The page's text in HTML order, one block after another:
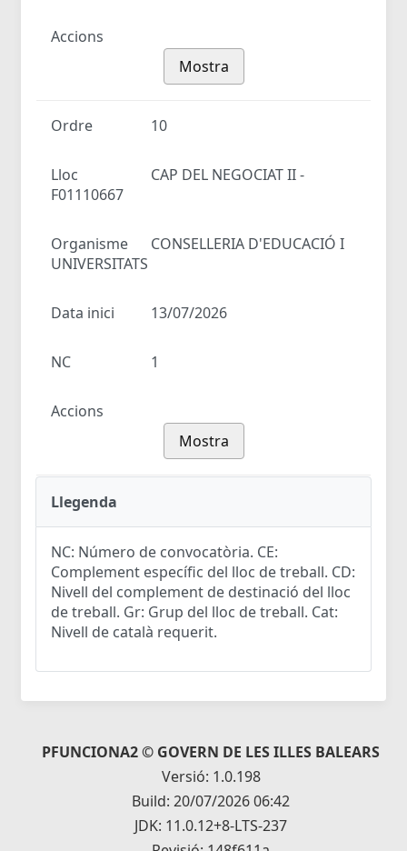
Accions
Mostra
Ordre 10
Lloc
CAP DEL NEGOCIAT II -
F01110667
Organisme
CONSELLERIA D'EDUCACIÓ I
UNIVERSITATS
Data inici 13/07/2026
NC 1
Accions
Mostra
Llegenda
NC: Número de convocatòria. CE:
Complement específic del lloc de treball. CD:
Nivell del complement de destinació del lloc
de treball. Gr: Grup del lloc de treball. Cat:
Nivell de català requerit.
PFUNCIONA2 © GOVERN DE LES ILLES BALEARS
Versió: 1.0.198
Build: 20/07/2026 06:42
JDK: 11.0.12+8-LTS-237